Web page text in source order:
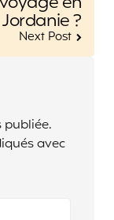
Jordanie ?
Next Post
publiée.
avec